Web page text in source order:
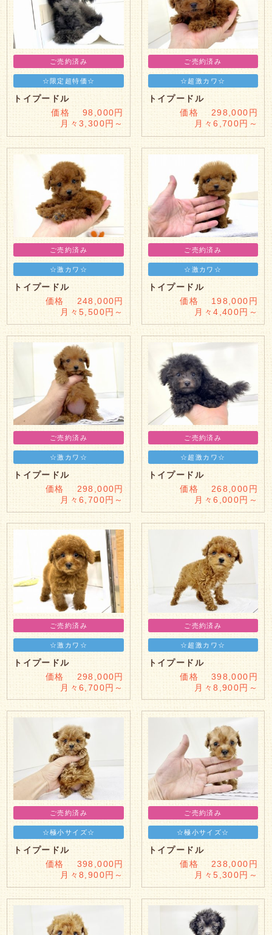
ご売約済み
☆限定超特価☆
トイプードル
価格 98,000円
月々3,300円～
ご売約済み
☆超激カワ☆
トイプードル
価格 298,000円
月々6,700円～
ご売約済み
☆激カワ☆
トイプードル
価格 248,000円
月々5,500円～
ご売約済み
☆激カワ☆
トイプードル
価格 198,000円
月々4,400円～
ご売約済み
☆激カワ☆
トイプードル
価格 298,000円
月々6,700円～
ご売約済み
☆超激カワ☆
トイプードル
価格 268,000円
月々6,000円～
ご売約済み
☆激カワ☆
トイプードル
価格 298,000円
月々6,700円～
ご売約済み
☆超激カワ☆
トイプードル
価格 398,000円
月々8,900円～
ご売約済み
☆極小サイズ☆
トイプードル
価格 398,000円
月々8,900円～
ご売約済み
☆極小サイズ☆
トイプードル
価格 238,000円
月々5,300円～